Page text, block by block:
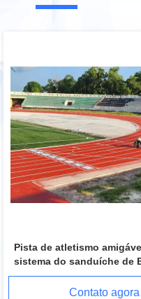
Pista de atletismo
sistema do sanduíche de
Contato agora